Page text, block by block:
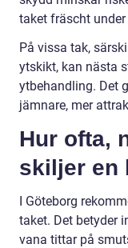
taket fräscht under
På vissa tak,
ytskikt, kan nästa
ytbehandling. Det
jämnare, mer
Hur ofta,
skiljer en
I Göteborg
taket. Det betyder
vana tittar på